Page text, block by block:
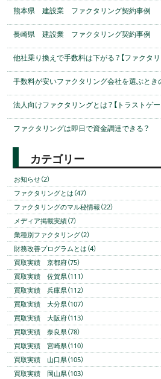
熊本県 建設業 ファクタリング契約事例
長崎県 建設業 ファクタリング契約事例
他社乗り換えで手数料は下がる？【ファクタリ
手数料が安いファクタリング会社を選ぶとき
法人向けファクタリングとは？【トラストゲー
ファクタリングは即日で資金調達できる？
カテゴリー
お知らせ（2）
ファクタリングとは（47）
ファクタリングのマル秘情報（22）
メディア掲載実績（7）
業種別ファクタリング（2）
財務改善プログラムとは（4）
買取実績 京都府（75）
買取実績 佐賀県（111）
買取実績 兵庫県（112）
買取実績 大分県（107）
買取実績 大阪府（113）
買取実績 奈良県（78）
買取実績 宮崎県（110）
買取実績 山口県（105）
買取実績 岡山県（103）